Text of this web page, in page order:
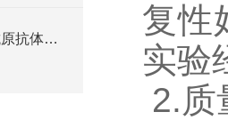
小鼠ELISA试剂盒基于抗原抗体特异性结合原理
复性
实验
2.质